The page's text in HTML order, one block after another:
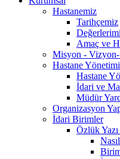
Hastanemiz
Tarihçemiz
Amaç ve
Misyon -
Hastane Yönetimi
Hastane
İdari ve
Müdür
Organizasyon
İdari Birimler
Özlük